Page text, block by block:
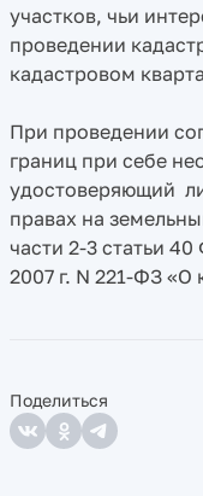
участков, чьи
проведении
кадастровом
При проведении
границ при себе
удостоверяющий
правах на
части 2-3 статьи
2007 г. N 221-ФЗ «О
Поделиться